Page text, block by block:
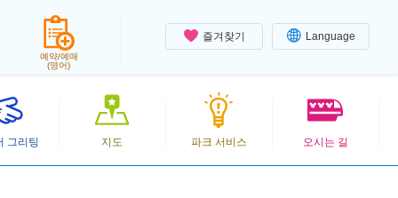
즐겨찾기 Language
예약/예매
(영어)
그리팅 지도 파크 서비스 오시는 길